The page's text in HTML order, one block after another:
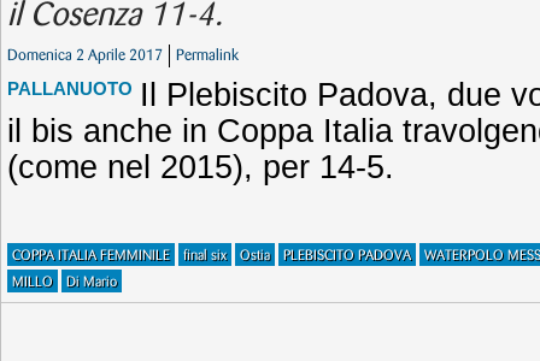
il Cosenza 11-4.
Domenica 2 Aprile 2017 Permalink
PALLANUOTO Il Plebiscito Padova, due
il bis anche in Coppa Italia
(come nel 2015), per 14-5.
COPPA ITALIA FEMMINILE final six Ostia PLEBISCITO PADOVA
WATERPOLO
MILLO
Di Mario